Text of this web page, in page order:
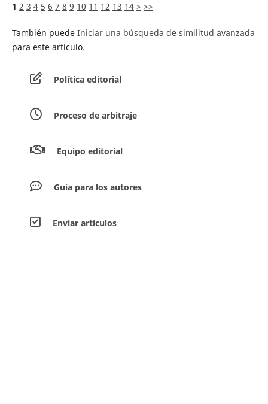
1 2 3 4 5 6 7 8 9 10 11 12 13 14 > >>
También puede Iniciar una búsqueda de similitud avanzada
para este artículo.
Política editorial
Proceso de arbitraje
Equipo editorial
Guía para los autores
Envíar artículos